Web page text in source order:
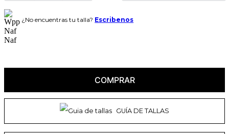
¿No encuentras tu talla? Escribenos
COMPRAR
GUÍA DE TALLAS